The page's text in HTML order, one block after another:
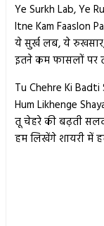
Ye Surkh Lab, Ye
Itne Kam Faaslon
ये सुर्ख लब, ये
इतने कम फासलों पर
Tu Chehre Ki Badti
Hum Likhenge
तू चेहरे की बढ़ती
हम लिखेंगे शायरी में